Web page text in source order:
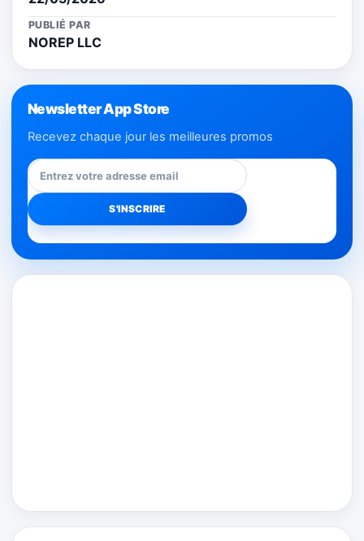
PUBLIÉ PAR
NOREP LLC
Newsletter App Store
Recevez chaque jour les meilleures promos